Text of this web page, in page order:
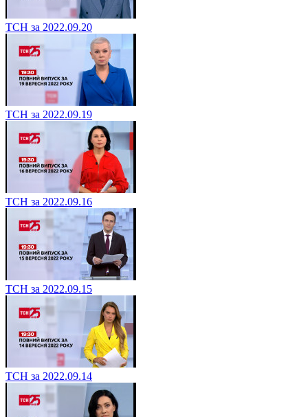
ТСН за 2022.09.20
ТСН за 2022.09.19
ТСН за 2022.09.16
ТСН за 2022.09.15
ТСН за 2022.09.14